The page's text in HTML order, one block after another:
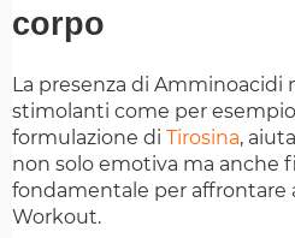
corpo
La presenza di
stimolanti come per
formulazione di Tirosina,
non solo emotiva ma anche
fondamentale per affrontare
Workout.